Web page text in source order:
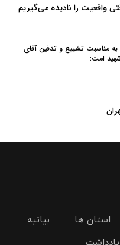
واقعیت را نادیده می‌گیریم
به‌ مناسبت تشییع و تدفین آقای
امت:
استان ها
بیانیه